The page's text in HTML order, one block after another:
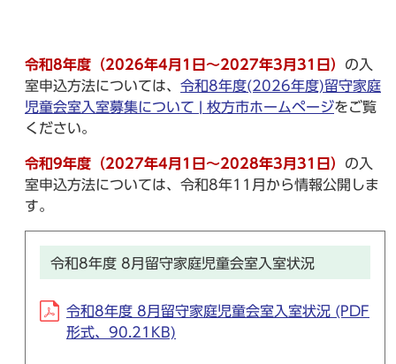
令和8年度（2026年4月1日～2027年3月31日） の入
室申込方法については、 令和8年度(2026年度)留守家庭
児童会室入室募集について | 枚方市ホームページをご覧
ください。
令和9年度（2027年4月1日～2028年3月31日） の入
室申込方法については、令和8年11月から情報公開しま
す。
令和8年度 8月留守家庭児童会室入室状況
令和8年度 8月留守家庭児童会室入室状況 (PDF
形式、90.21KB)